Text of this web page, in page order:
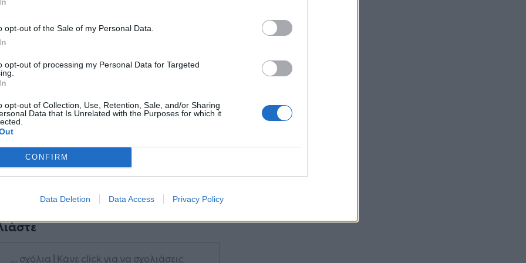
opt-out of the Sale of my Personal Data.
opt-out of processing my Personal Data for Targeted
opt-out of Collection, Use, Retention, Sale, and/or Sharing
Data that Is Unrelated with the Purposes for which it
CONFIRM
Data Deletion Data Access Privacy Policy
Ακολουθήστε το
όλα τα επιχειρηματικά νέα
Δείτε όλες τις τελευταίες
... σχόλια | Κάνε click για να σχολιάσεις